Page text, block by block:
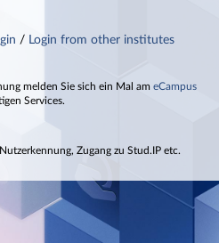
/ Login from other institutes
melden Sie sich ein Mal am eCampus
Services.
Zugang zu Stud.IP etc.